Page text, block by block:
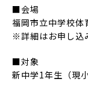
■会場
福岡市立中学校体
※詳細はお申し込
■対象
新中学1年生（現